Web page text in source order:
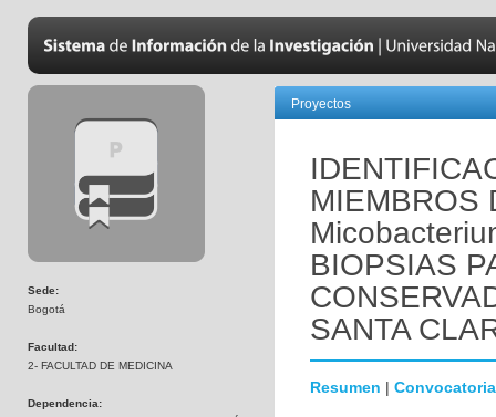
Sede:
Bogotá
Facultad:
2- FACULTAD DE MEDICINA
Dependencia:
Proyectos
MIEMBROS
BIOPSIAS
SANTA
Resumen | Convocatoria